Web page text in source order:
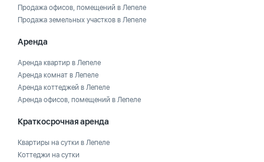
Продажа офисов, помещений в Лепеле
Продажа земельных участков в Лепеле
Аренда
Аренда квартир в Лепеле
Аренда комнат в Лепеле
Аренда коттеджей в Лепеле
Аренда офисов, помещений в Лепеле
Краткосрочная аренда
Квартиры на сутки в Лепеле
Коттеджи на сутки